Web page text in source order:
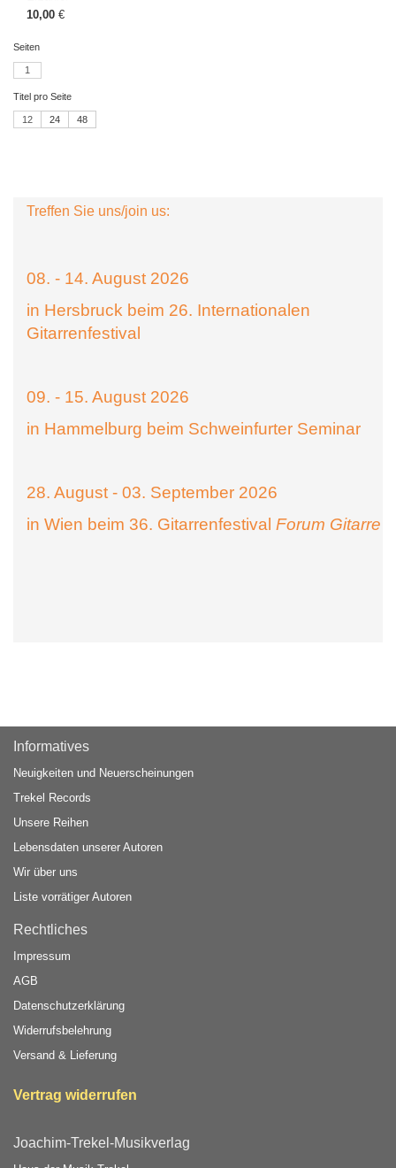
10,00 €
Seiten
1
Titel pro Seite
12 24 48
Treffen Sie uns/join us:
08. - 14. August 2026
in Hersbruck beim 26. Internationalen
Gitarrenfestival
09. - 15. August 2026
in Hammelburg beim Schweinfurter Seminar
28. August - 03. September 2026
in Wien beim 36. Gitarrenfestival Forum Gitarre
Informatives
Neuigkeiten und Neuerscheinungen
Trekel Records
Unsere Reihen
Lebensdaten unserer Autoren
Wir über uns
Liste vorrätiger Autoren
Rechtliches
Impressum
AGB
Datenschutzerklärung
Widerrufsbelehrung
Versand & Lieferung
Vertrag widerrufen
Joachim-Trekel-Musikverlag